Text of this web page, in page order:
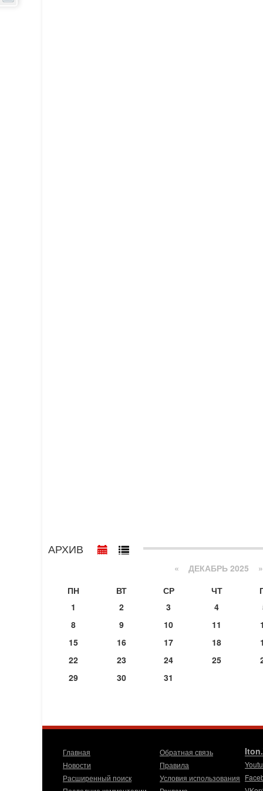
АРХИВ
« ДЕКАБРЬ 2025 »
ПН
ВТ СР ЧТ
1
2 3 4
8
9 10 11
15
16 17 18
22
23 24 25
29
30 31
Главная
Новости
Расширенный поиск
Обратная связь
Правила
Условия использования